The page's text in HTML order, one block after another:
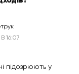
16:07
підозрюють у